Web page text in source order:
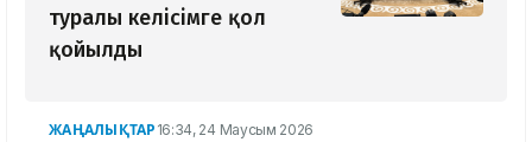
туралы келісімге қол
қойылды
ЖАҢАЛЫҚТАР 16:34, 24 Маусым 2026